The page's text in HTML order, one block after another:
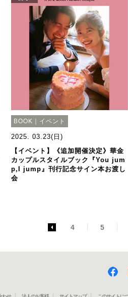
BOOK｜イベント
2025. 03.23(日)
【イベント】《追加開催決定》華金
カップルスタイルブック『You jum
p,I jump』刊行記念サイン本お渡し
会
4 5